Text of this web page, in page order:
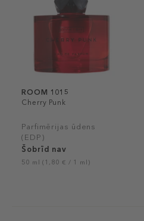
ROOM 1015
Cherry Punk
Parfimērijas ūdens
(EDP)
Šobrīd nav
50 ml (1,80 € / 1 ml)